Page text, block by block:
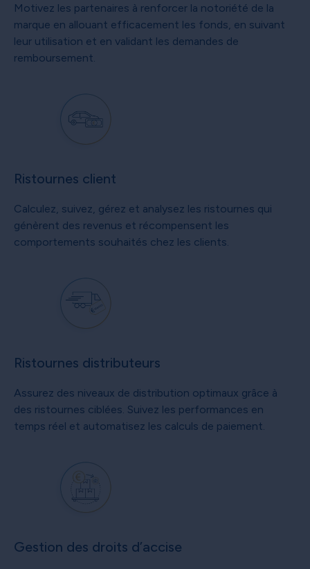
Motivez les partenaires à renforcer la notoriété de la
marque en allouant efficacement les fonds, en suivant
leur utilisation et en validant les demandes de
remboursement.
Ristournes client
Calculez, suivez, gérez et analysez les ristournes qui
génèrent des revenus et récompensent les
comportements souhaités chez les clients.
Ristournes distributeurs
Assurez des niveaux de distribution optimaux grâce à
des ristournes ciblées. Suivez les performances en
temps réel et automatisez les calculs de paiement.
Gestion des droits d’accise